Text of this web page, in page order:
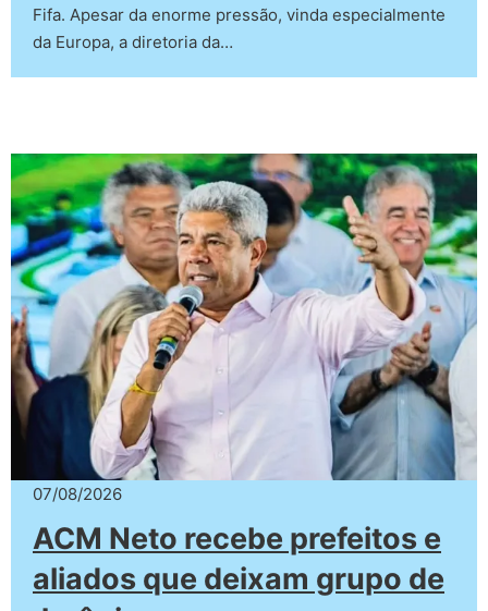
Fifa. Apesar da enorme pressão, vinda especialmente
da Europa, a diretoria da…
07/08/2026
ACM Neto recebe prefeitos e
aliados que deixam grupo de